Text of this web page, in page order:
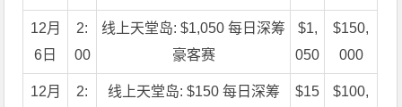
12月
6日
2:
00
线上天堂岛: $1,050 每日深筹
豪客赛
$1,
050
$150,
000
12月
2:
线上天堂岛: $150 每日深筹
$15
$100,